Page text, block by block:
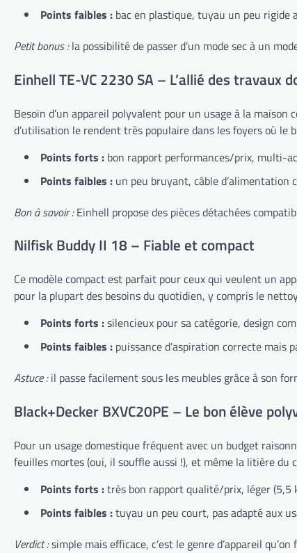
Points faibles : bac en plastique, tuyau un peu rigide
Petit bonus :la possibilité de passer d’un mode sec à un
Einhell TE-VC 2230 SA – L’allié des travaux
Besoin d’un appareil polyvalent pour un usage à la maison
d’utilisation le rendent très populaire dans les foyers où le
Points forts : bon rapport performances/prix, multi-
Points faibles : un peu bruyant, câble d’alimentation
Bon à savoir :Einhell propose des pièces détachées
Nilfisk Buddy II 18 – Fiable et compact
Ce modèle compact est parfait pour ceux qui veulent un
pour la plupart des besoins du quotidien, y compris le
Points forts :silencieux pour sa catégorie, design
Points faibles : puissance d’aspiration correcte mais
Astuce :il passe facilement sous les meubles grâce à son
Black+Decker BXVC20PE – Le bon élève
Pour un usage domestique fréquent avec un budget
feuilles mortes (oui, il souffle aussi !), et même la litière du
Points forts :très bon rapport qualité/prix, léger (5,5
Points faibles :tuyau un peu court, pas adapté aux
Verdict :simple mais efficace, c’est le genre d’appareil